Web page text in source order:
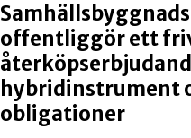
offentliggör ett
hybridinstrument
obligationer